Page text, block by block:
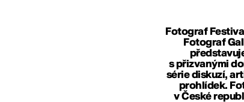
Fotograf
Fotograf
s přizvanými
série diskuzí,
prohlídek.
v České